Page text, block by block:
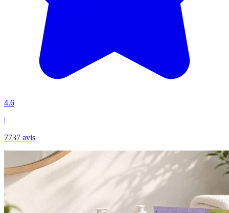
4.6
|
7737 avis